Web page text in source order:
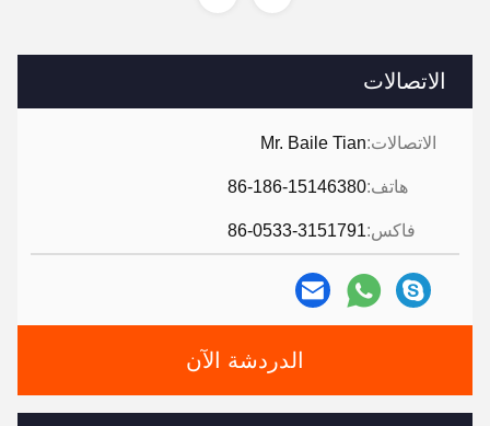
الاتصالات
الاتصالات:Mr. Baile Tian
هاتف:86-186-15146380
فاكس:86-0533-3151791
الدردشة الآن